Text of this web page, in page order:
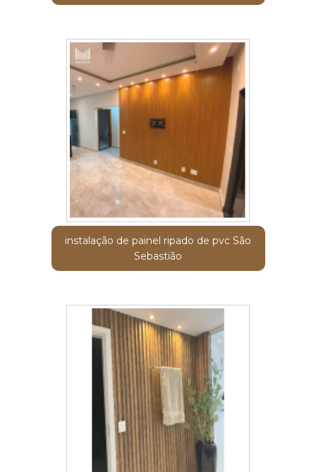
instalação de painel ripado de pvc São
Sebastião